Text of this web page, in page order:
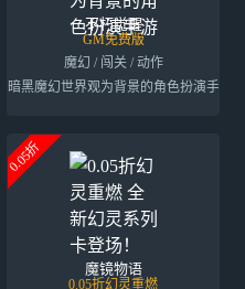
不朽觉醒
GM免费版
魔幻 / 闯关 / 动作
以暗黑魔幻世界观为背景的角色扮演手游
0.05折
魔镜物语
0.05折幻灵重燃